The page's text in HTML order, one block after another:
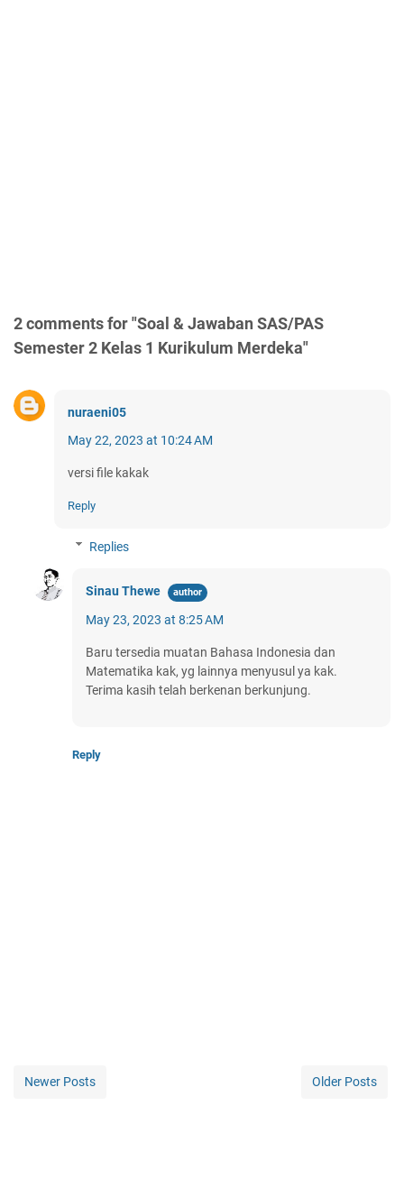
2 comments for "Soal & Jawaban SAS/PAS
Semester 2 Kelas 1 Kurikulum Merdeka"
nuraeni05
May 22, 2023 at 10:24 AM
versi file kakak
Reply
Replies
Sinau Thewe
May 23, 2023 at 8:25 AM
Baru tersedia muatan Bahasa Indonesia dan
Matematika kak, yg lainnya menyusul ya kak.
Terima kasih telah berkenan berkunjung.
Reply
Newer Posts Older Posts